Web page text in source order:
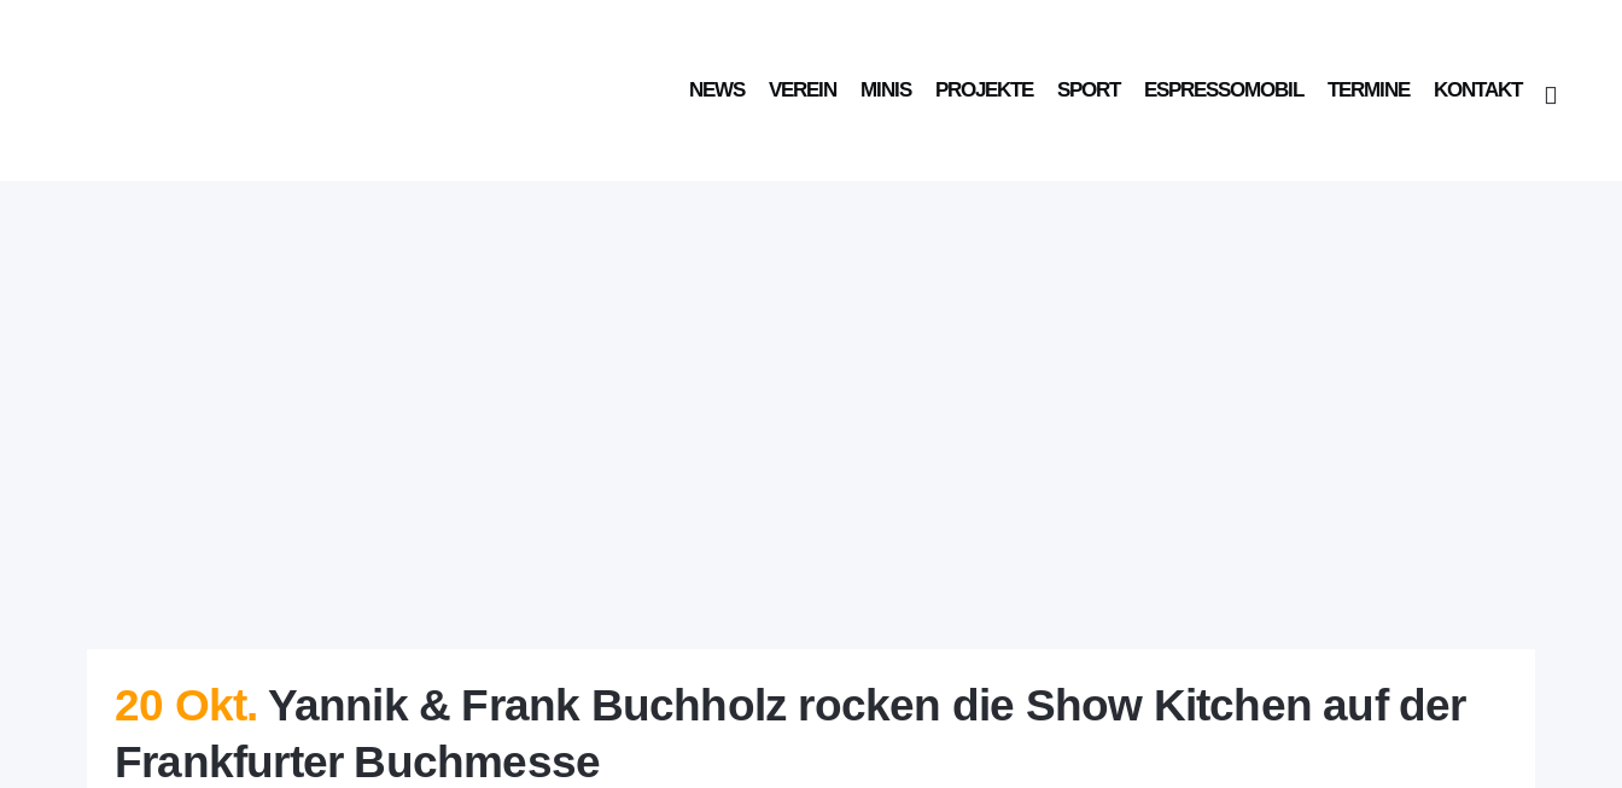
NEWS VEREIN MINIS PROJEKTE SPORT ESPRESSOMOBIL TERMINE KONTAKT
20 Okt. Yannik & Frank Buchholz rocken die Show Kitchen auf der
Frankfurter Buchmesse